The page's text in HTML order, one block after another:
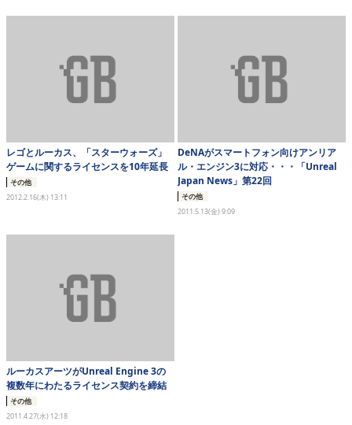
eスポーツ
レゴとルーカス、「スターウォーズ」
ゲームに関するライセンスを10年延長
その他
2012.2.16(木) 13:11
DeNAがスマートフォン向けアンリア
ル・エンジン3に対応・・・「Unreal
Japan News」第22回
その他
2011.5.13(金) 9:09
ルーカスアーツがUnreal Engine 3の
複数年にわたるライセンス契約を締結
その他
2011.4.27(水) 12:18